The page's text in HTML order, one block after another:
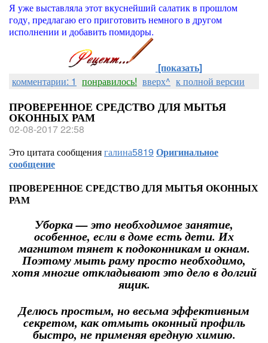
Я уже выставляла этот вкуснейший салатик в прошлом
году, предлагаю его приготовить немного в другом
исполнении и добавить помидоры.
[показать]
комментарии: 1 понравилось! вверх^ к полной версии
ПРОВЕРЕННОЕ СРЕДСТВО ДЛЯ МЫТЬЯ
ОКОННЫХ РАМ
02-08-2017 22:58
Это цитата сообщениягалина5819 Оригинальное
сообщение
ПРОВЕРЕННОЕ СРЕДСТВО ДЛЯ МЫТЬЯ ОКОННЫХ
РАМ
Уборка — это необходимое занятие,
особенное, если в доме есть дети. Их
магнитом тянет к подоконникам и окнам.
Поэтому мыть раму просто необходимо,
хотя многие откладывают это дело в долгий
ящик.
Делюсь простым, но весьма эффективным
секретом, как отмыть оконный профиль
быстро, не применяя вредную химию.